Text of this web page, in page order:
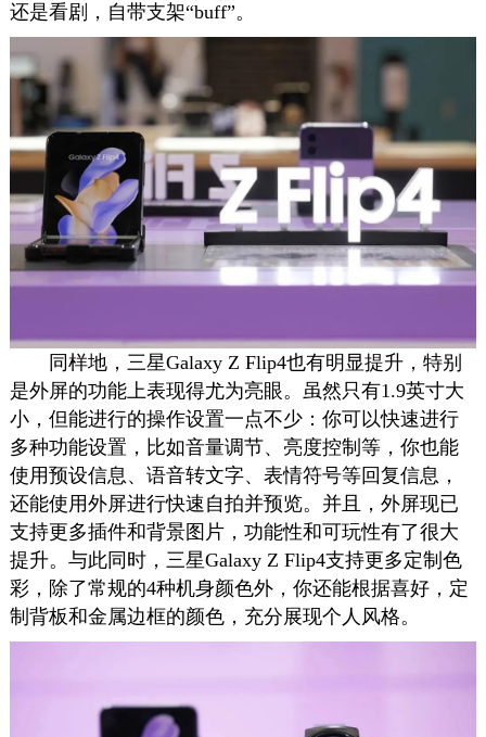
还是看剧，自带支架“buff”。
同样地，三星Galaxy Z Flip4也有明显提升，特别
是外屏的功能上表现得尤为亮眼。虽然只有1.9英寸大
小，但能进行的操作设置一点不少：你可以快速进行
多种功能设置，比如音量调节、亮度控制等，你也能
使用预设信息、语音转文字、表情符号等回复信息，
还能使用外屏进行快速自拍并预览。并且，外屏现已
支持更多插件和背景图片，功能性和可玩性有了很大
提升。与此同时，三星Galaxy Z Flip4支持更多定制色
彩，除了常规的4种机身颜色外，你还能根据喜好，定
制背板和金属边框的颜色，充分展现个人风格。